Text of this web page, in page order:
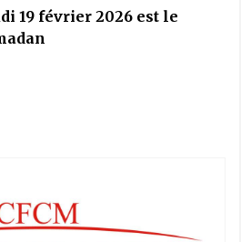
19 février 2026 est le